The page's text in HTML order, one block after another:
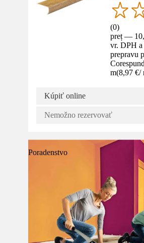
(0)
preț —
vr. DPH a
prepravu
m(8,97 €/
Kúpiť online
Nemožno rezervovať
Poradenstvo